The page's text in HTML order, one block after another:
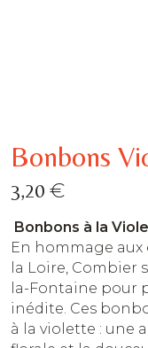
Bonbons
3,20 €
Bonbons à la
En hommage aux
la Loire, Combier
la-Fontaine pour
inédite. Ces
à la violette : une